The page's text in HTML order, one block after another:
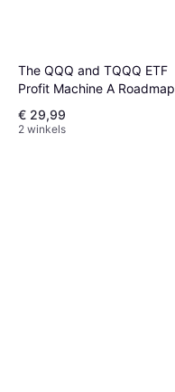
The QQQ and TQQQ ETF
Profit Machine A Roadmap
EBook (E-book)
€ 29,99
2 winkels